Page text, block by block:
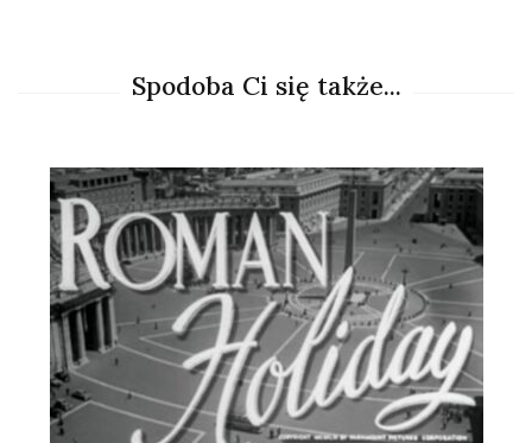
Spodoba Ci się także...